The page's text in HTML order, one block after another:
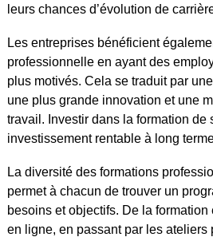
leurs chances d’évolution de
Les entreprises bénéficient
professionnelle en ayant des
plus motivés. Cela se traduit par
une plus grande innovation et une
travail. Investir dans la formation de
investissement rentable à long
La diversité des formations
permet à chacun de trouver un
besoins et objectifs. De la
en ligne, en passant par les ateliers